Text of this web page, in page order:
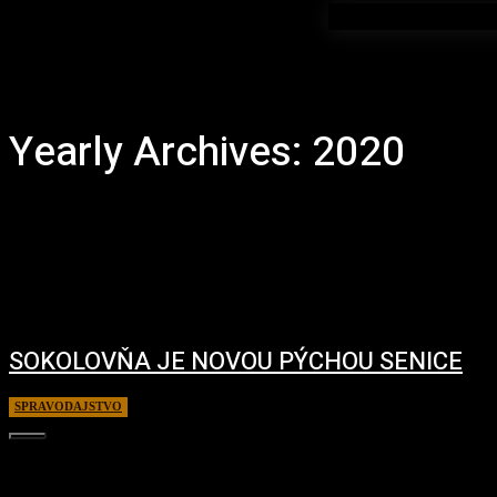
Yearly Archives: 2020
SOKOLOVŇA JE NOVOU PÝCHOU SENICE
SPRAVODAJSTVO